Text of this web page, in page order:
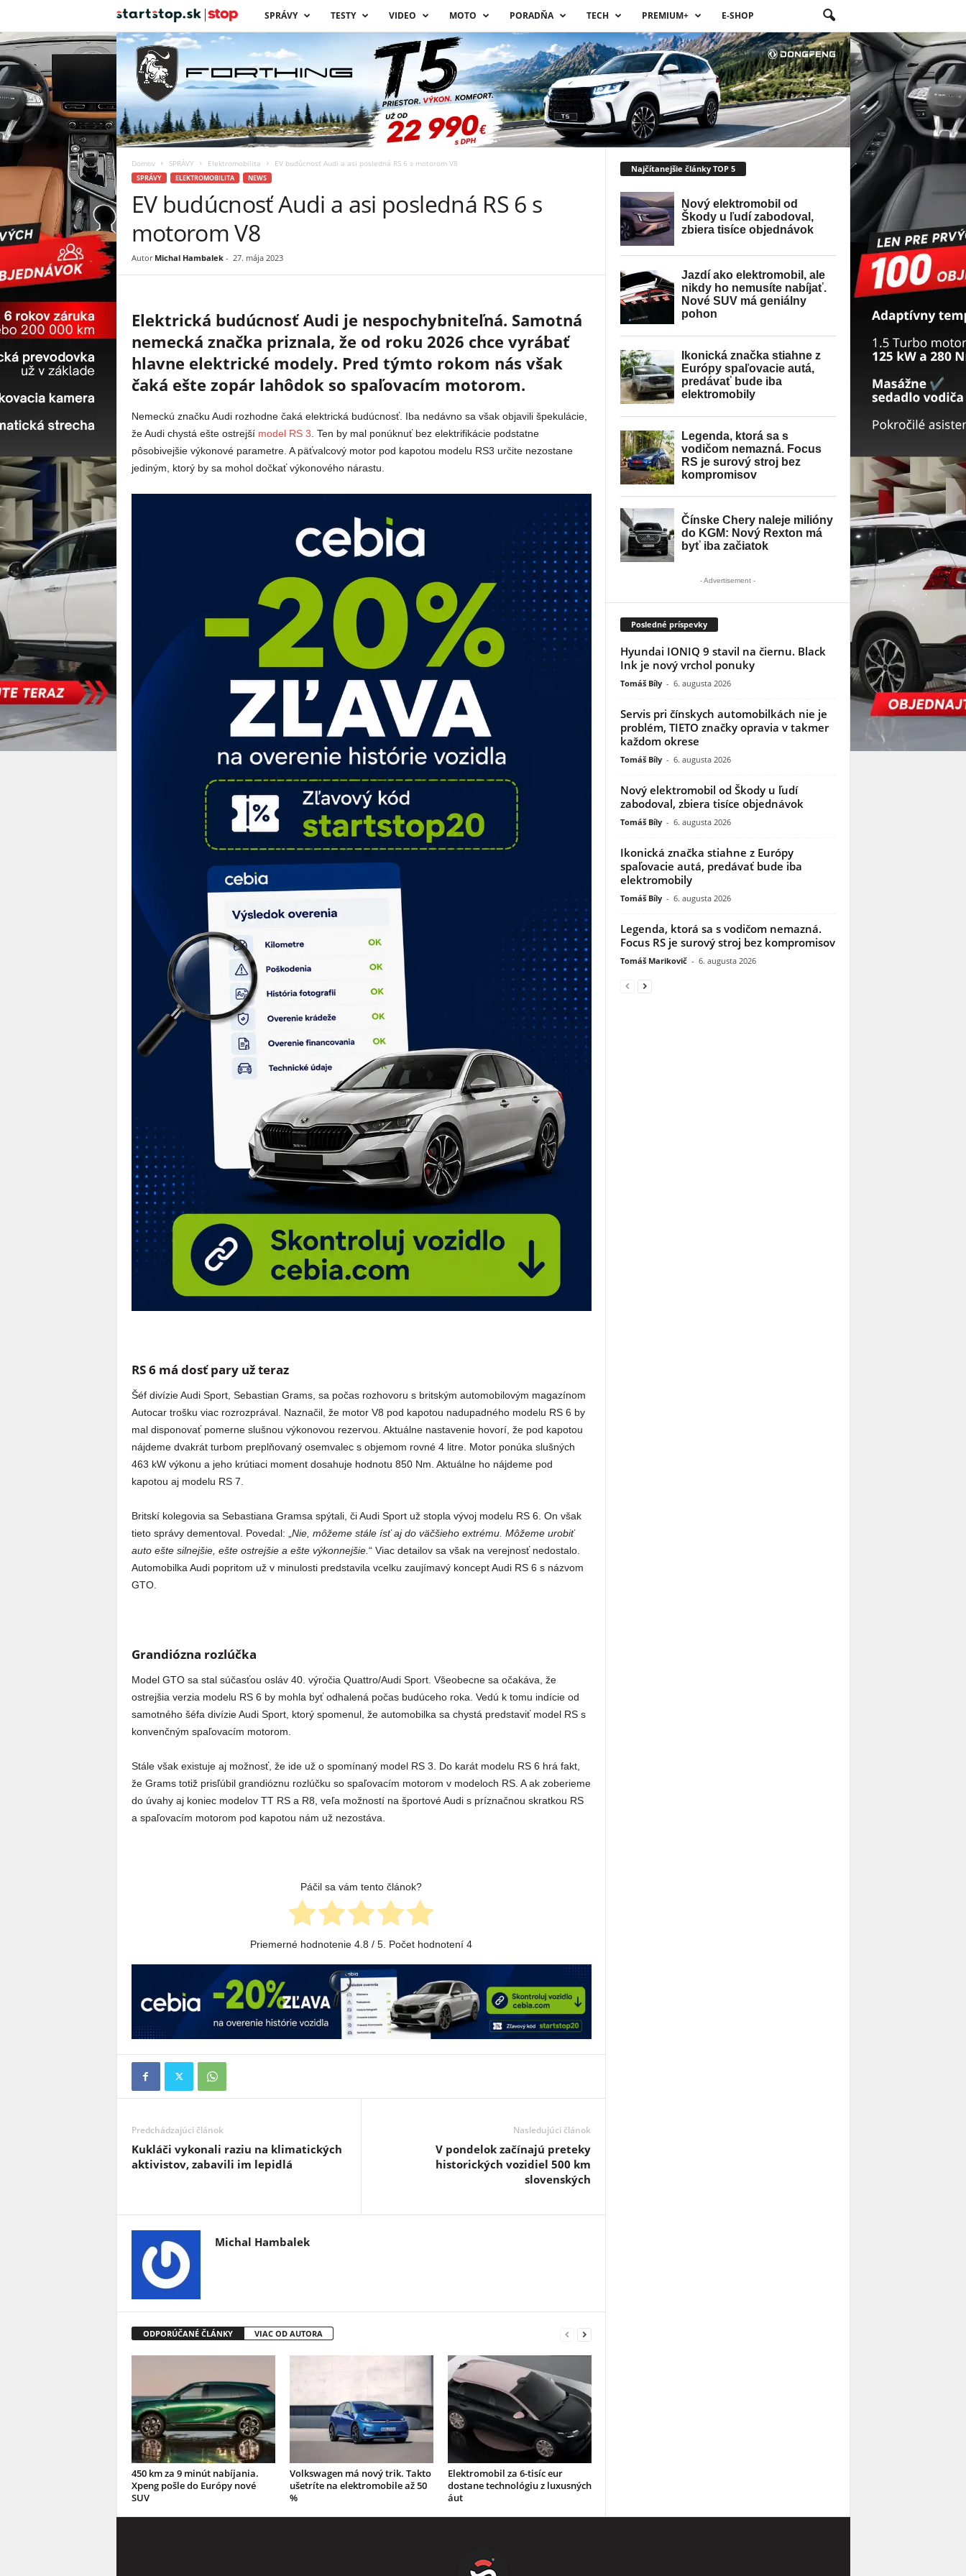
a
r
t
s
t
o
SPRÁVY TESTY VIDEO MOTO PORADŇA TECH PREMIUM+ E-SHOP
Domov SPRÁVY Elektromobilita EV budúcnosť Audi a asi posledná RS 6 s motorom V8
SPRÁVY ELEKTROMOBILITA NEWS
EV budúcnosť Audi a asi posledná RS 6 s
motorom V8
Autor Michal Hambalek- 27. mája 2023
Elektrická budúcnosť Audi je nespochybniteľná. Samotná
nemecká značka priznala, že od roku 2026 chce vyrábať
hlavne elektrické modely. Pred týmto rokom nás však
čaká ešte zopár lahôdok so spaľovacím motorom.
Nemeckú značku Audi rozhodne čaká elektrická budúcnosť. Iba nedávno sa však objavili špekulácie,
že Audi chystá ešte ostrejší model RS 3 . Ten by mal ponúknuť bez elektrifikácie podstatne
pôsobivejšie výkonové parametre. A päťvalcový motor pod kapotou modelu RS3 určite nezostane
jediným, ktorý by sa mohol dočkať výkonového nárastu.
RS 6 má dosť pary už teraz
Šéf divízie Audi Sport, Sebastian Grams, sa počas rozhovoru s britským automobilovým magazínom
Autocar trošku viac rozrozprával. Naznačil, že motor V8 pod kapotou nadupadného modelu RS 6 by
mal disponovať pomerne slušnou výkonovou rezervou. Aktuálne nastavenie hovorí, že pod kapotou
nájdeme dvakrát turbom preplňovaný osemvalec s objemom rovné 4 litre. Motor ponúka slušných
463 kW výkonu a jeho krútiaci moment dosahuje hodnotu 850 Nm. Aktuálne ho nájdeme pod
kapotou aj modelu RS 7.
Britskí kolegovia sa Sebastiana Gramsa spýtali, či Audi Sport už stopla vývoj modelu RS 6. On však
tieto správy dementoval. Povedal: „ Nie, môžeme stále ísť aj do väčšieho extrému. Môžeme urobiť
auto ešte silnejšie, ešte ostrejšie a ešte výkonnejšie. “ Viac detailov sa však na verejnosť nedostalo.
Automobilka Audi popritom už v minulosti predstavila vcelku zaujímavý koncept Audi RS 6 s názvom
GTO.
Grandiózna rozlúčka
Model GTO sa stal súčasťou osláv 40. výročia Quattro/Audi Sport. Všeobecne sa očakáva, že
ostrejšia verzia modelu RS 6 by mohla byť odhalená počas budúceho roka. Vedú k tomu indície od
samotného šéfa divízie Audi Sport, ktorý spomenul, že automobilka sa chystá predstaviť model RS s
konvenčným spaľovacím motorom.
Stále však existuje aj možnosť, že ide už o spomínaný model RS 3. Do karát modelu RS 6 hrá fakt,
že Grams totiž prisľúbil grandióznu rozlúčku so spaľovacím motorom v modeloch RS. A ak zoberieme
do úvahy aj koniec modelov TT RS a R8, veľa možností na športové Audi s príznačnou skratkou RS
a spaľovacím motorom pod kapotou nám už nezostáva.
Páčil sa vám tento článok?
Priemerné hodnotenie 4.8 / 5. Počet hodnotení 4
Predchádzajúci článok
Kukláči vykonali raziu na klimatických
aktivistov, zabavili im lepidlá
Nasledujúci článok
V pondelok začínajú preteky
historických vozidiel 500 km
slovenských
Michal Hambalek
ODPORÚČANÉ ČLÁNKY VIAC OD AUTORA
450 km za 9 minút nabíjania.
Xpeng pošle do Európy nové
SUV
Volkswagen má nový trik. Takto
ušetríte na elektromobile až 50
%
Elektromobil za 6-tisíc eur
dostane technológiu z luxusných
áut
Najčítanejšie články TOP 5
- Advertisement -
Posledné príspevky
Hyundai IONIQ 9 stavil na čiernu. Black
Ink je nový vrchol ponuky
Tomáš Bíly - 6. augusta 2026
Servis pri čínskych automobilkách nie je
problém, TIETO značky opravia v takmer
každom okrese
Tomáš Bíly - 6. augusta 2026
Nový elektromobil od Škody u ľudí
zabodoval, zbiera tisíce objednávok
Tomáš Bíly - 6. augusta 2026
Ikonická značka stiahne z Európy
spaľovacie autá, predávať bude iba
elektromobily
Tomáš Bíly - 6. augusta 2026
Legenda, ktorá sa s vodičom nemazná.
Focus RS je surový stroj bez kompromisov
Tomáš Marikovič - 6. augusta 2026